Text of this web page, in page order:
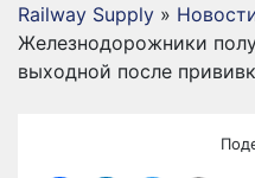
Railway Supply »
Железнодорожники
выходной после